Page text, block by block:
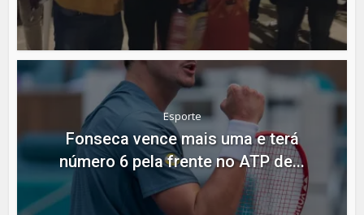
Esporte
Fonseca vence mais uma e terá
número 6 pela frente no ATP de...